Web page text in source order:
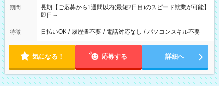
期間
長期【ご応募から1週間以内(最短2日目)のスピード就業が可能】
即日～
特徴 日払いOK / 履歴書不要 / 電話対応なし / パソコンスキル不要
気になる！ 応募する 詳細へ